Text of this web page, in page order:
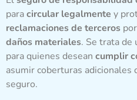
paracircular legalmente y
reclamaciones de terceros por
daños materiales. Se trata de
para quienes desean cumplir
asumir coberturas
seguro.